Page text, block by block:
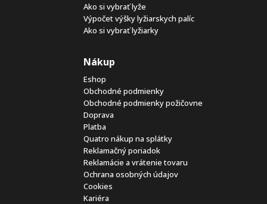
Ako si vybrať lyže
Výpočet výšky lyžiarskych palíc
Ako si vybrať lyžiarky
Nákup
Eshop
Obchodné podmienky
Obchodné podmienky požičovne
Doprava
Platba
Quatro nákup na splátky
Reklamačný poriadok
Reklamácie a vrátenie tovaru
Ochrana osobných údajov
Cookies
Kariéra